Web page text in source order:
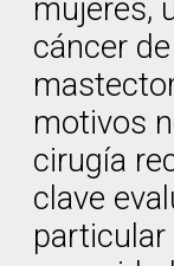
mujeres,
cáncer
motivos
cirugía
clave
particular